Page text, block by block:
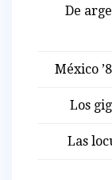
De
México
Los
Las